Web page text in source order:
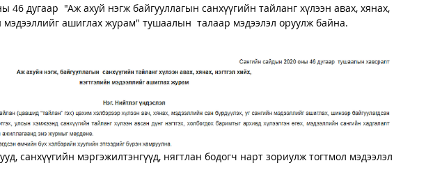
дугаар  "Аж ахуй нэгж байгууллагын санхүүгийн тайланг хүлээн авах, хянах,
мэдээллийг ашиглах журам" тушаалын  талаар мэдээлэл оруулж байна.
санхүүгийн мэргэжилтэнгүүд, нягтлан бодогч нарт зориулж тогтмол мэдээлэл